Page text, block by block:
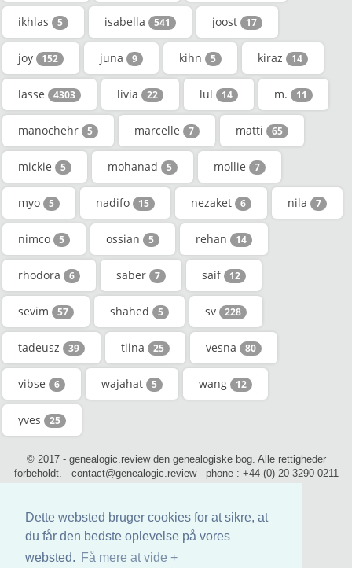
Dette websted bruger cookies for at sikre, at
du får den bedste oplevelse på vores
websted.
Få mere at vide +
ikhlas 5 isabella 541 joost 17
joy 152 juna 9 kihn 5 kiraz 14
lasse 4303 livia 22 lul 14 m. 11
manochehr 5 marcelle 7 matti 65
mickie 5 mohanad 5 mollie 7
myo 5 nadifo 15 nezaket 6 nila 7
nimco 5 ossian 5 rehan 14
rhodora 6 saber 7 saif 12
sevim 57 shahed 5 sv 228
tadeusz 39 tiina 25 vesna 80
vibse 6 wajahat 5 wang 12
yves 25
© 2017 - genealogic.review den genealogiske bog. Alle rettigheder
forbeholdt. - contact@genealogic.review - phone : +44 (0) 20 3290 0211